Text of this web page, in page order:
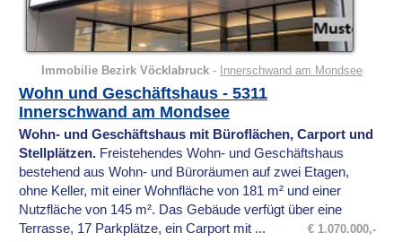
Immobilie Bezirk Vöcklabruck - Innerschwand am Mondsee
Wohn und Geschäftshaus - 5311
Innerschwand am Mondsee
Wohn- und Geschäftshaus mit Büroflächen, Carport und
Stellplätzen. Freistehendes Wohn- und Geschäftshaus
bestehend aus Wohn- und Büroräumen auf zwei Etagen,
ohne Keller, mit einer Wohnfläche von 181 m² und einer
Nutzfläche von 145 m². Das Gebäude verfügt über eine
Terrasse, 17 Parkplätze, ein Carport mit ...
€ 1.070.000,-